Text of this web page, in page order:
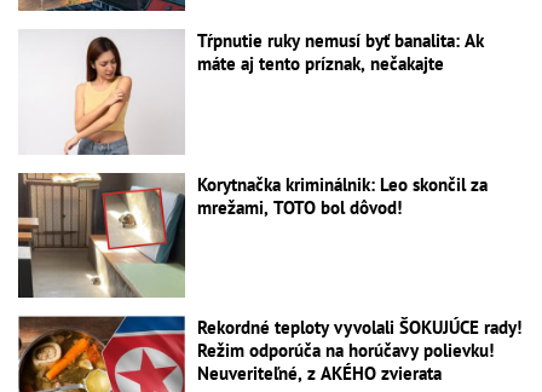
Tŕpnutie ruky nemusí byť banalita: Ak
máte aj tento príznak, nečakajte
Korytnačka kriminálnik: Leo skončil za
mrežami, TOTO bol dôvod!
Rekordné teploty vyvolali ŠOKUJÚCE rady!
Režim odporúča na horúčavy polievku!
Neuveriteľné, z AKÉHO zvierata